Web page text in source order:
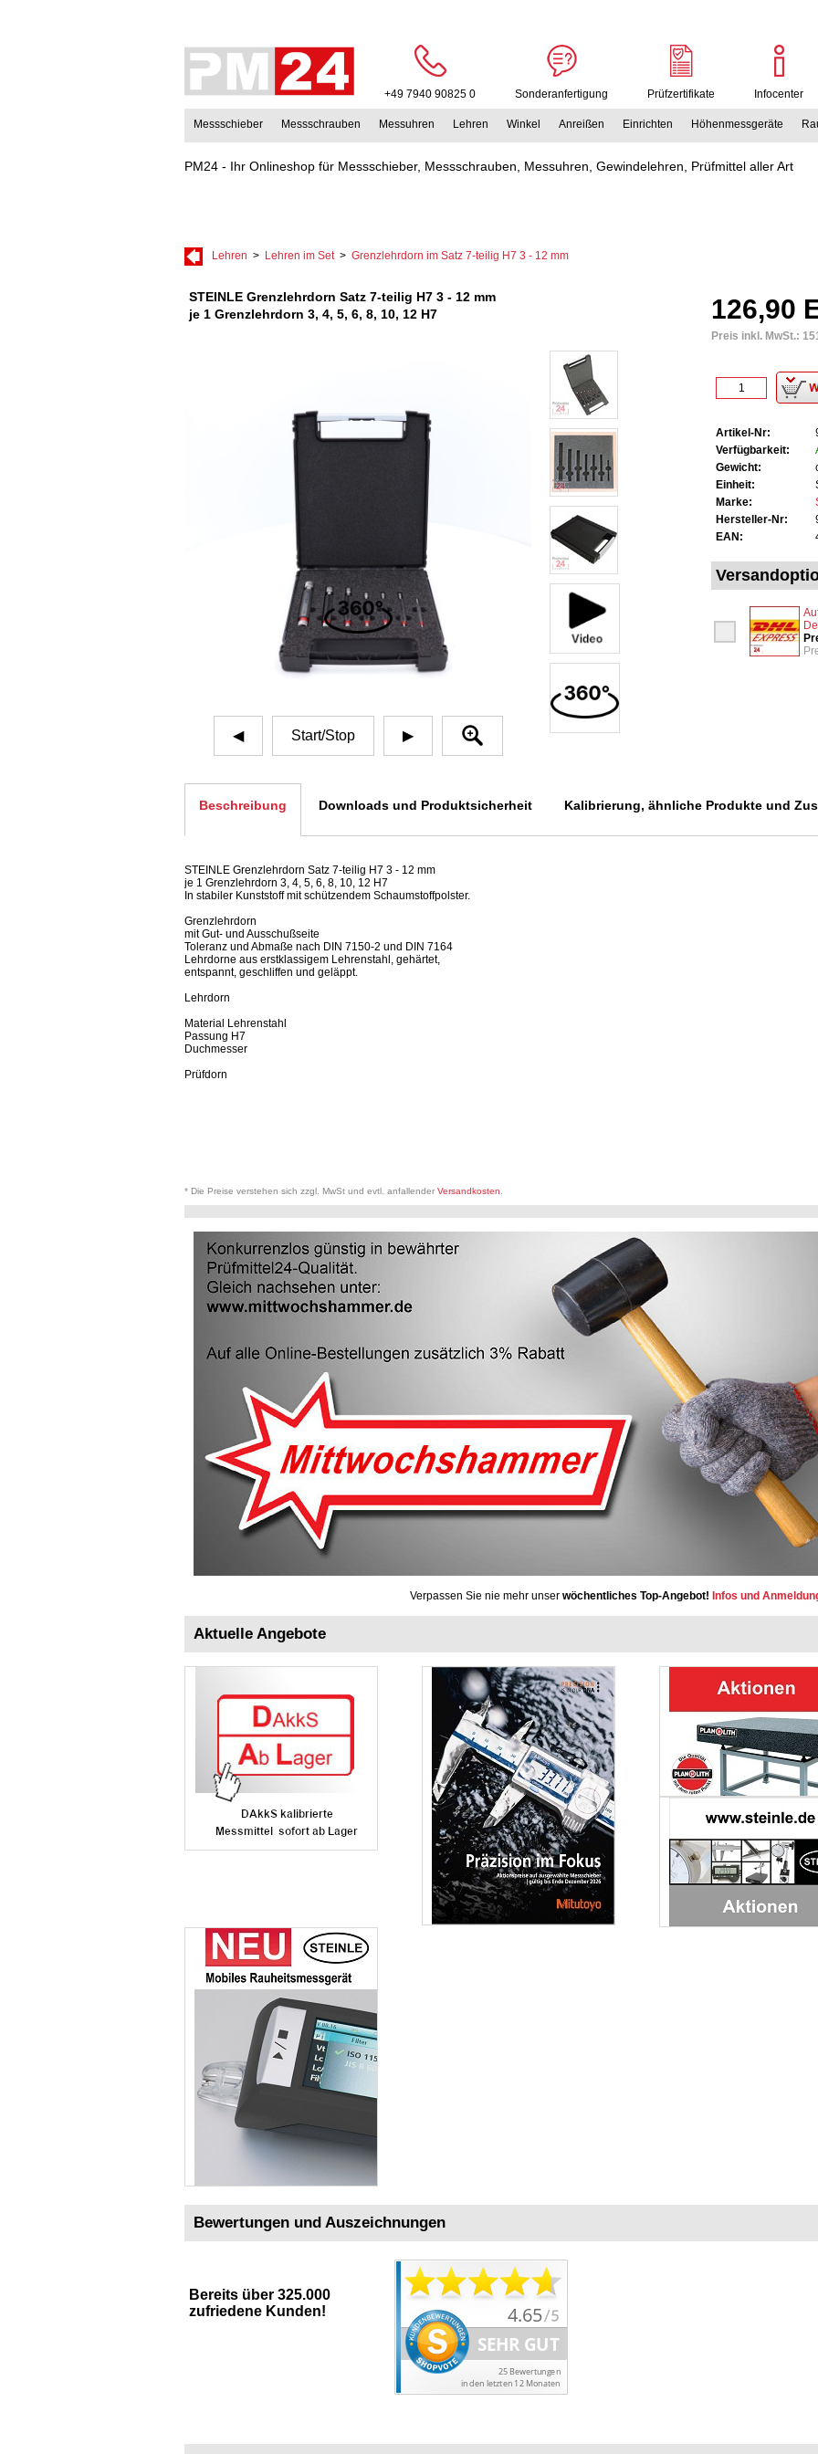
+49 7940 90825 0 Sonderanfertigung Prüfzertifikate Infocenter
Messschieber Messschrauben Messuhren Lehren Winkel Anreißen Einrichten Höhenmessgeräte
PM24 - Ihr Onlineshop für Messschieber, Messschrauben, Messuhren, Gewindelehren, Prüfmittel aller Art
Lehren > Lehren im Set> Grenzlehrdorn im Satz 7-teilig H7 3 - 12 mm
STEINLE Grenzlehrdorn Satz 7-teilig H7 3 - 12 mm
je 1 Grenzlehrdorn 3, 4, 5, 6, 8, 10, 12 H7
◀ Start/Stop ▶
126,90
Preis inkl. MwSt.:
Artikel-Nr:
Verfügbarkeit:
Gewicht:
Einheit:
Marke:
Hersteller-Nr:
EAN:
Beschreibung Downloads und Produktsicherheit Kalibrierung, ähnliche Produkte und
STEINLE Grenzlehrdorn Satz 7-teilig H7 3 - 12 mm
je 1 Grenzlehrdorn 3, 4, 5, 6, 8, 10, 12 H7
In stabiler Kunststoff mit schützendem Schaumstoffpolster.
Grenzlehrdorn
mit Gut- und Ausschußseite
Toleranz und Abmaße nach DIN 7150-2 und DIN 7164
Lehrdorne aus erstklassigem Lehrenstahl, gehärtet,
entspannt, geschliffen und geläppt.
Lehrdorn
Material Lehrenstahl
Passung H7
Duchmesser
Prüfdorn
* Die Preise verstehen sich zzgl. MwSt und evtl. anfallender Versandkosten
Verpassen Sie nie mehr unser wöchentliches Top-Angebot! Infos und
Aktuelle Angebote
Bewertungen und Auszeichnungen
Bereits über 325.000
zufriedene Kunden!